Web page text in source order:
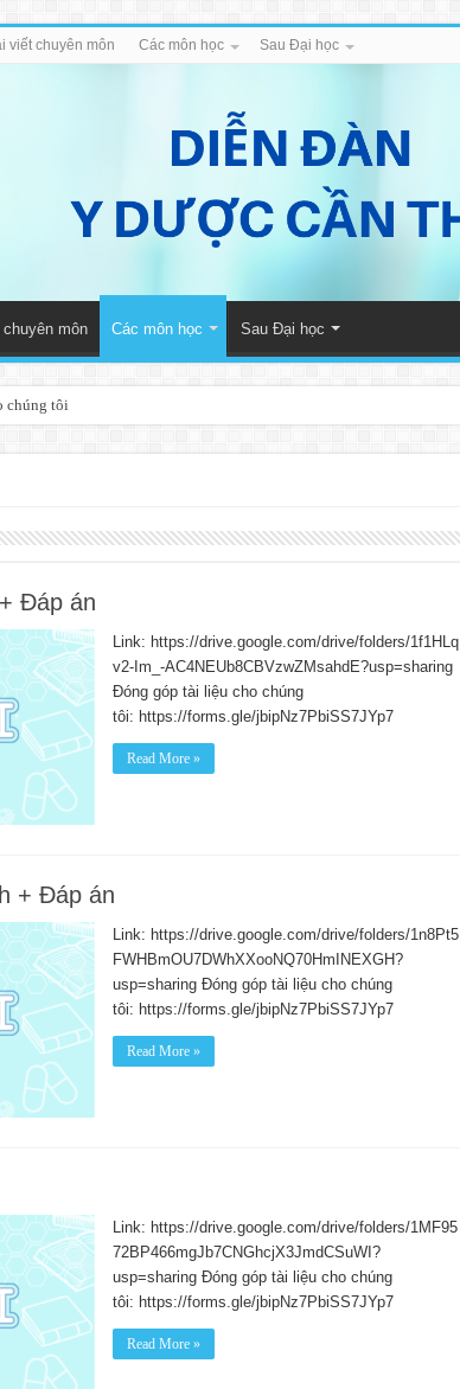
viết chuyên môn Các môn học Sau Đại học
chuyên môn Các môn học Sau Đại học
chúng tôi
Đáp án
Link: https://drive.google.com/drive/folders/1f1HLq
v2-Im_-AC4NEUb8CBVzwZMsahdE?usp=sharing
Đóng góp tài liệu cho chúng
tôi: https://forms.gle/jbipNz7PbiSS7JYp7
Read More »
+ Đáp án
Link: https://drive.google.com/drive/folders/1n8Pt5
FWHBmOU7DWhXXooNQ70HmINEXGH?
usp=sharing Đóng góp tài liệu cho chúng
tôi: https://forms.gle/jbipNz7PbiSS7JYp7
Read More »
Link: https://drive.google.com/drive/folders/1MF95
72BP466mgJb7CNGhcjX3JmdCSuWI?
usp=sharing Đóng góp tài liệu cho chúng
tôi: https://forms.gle/jbipNz7PbiSS7JYp7
Read More »